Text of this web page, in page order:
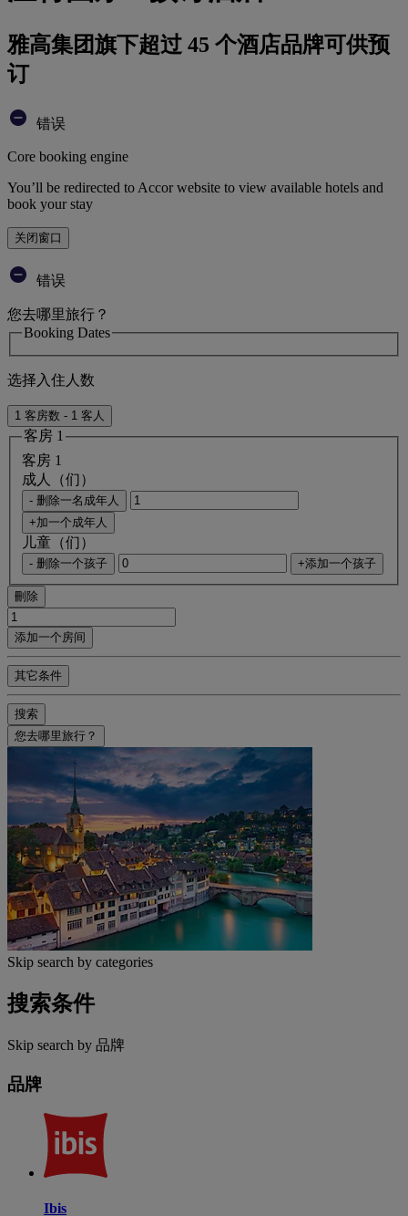
雅高集团旗下超过 45 个酒店品牌可供预
订
错误
Core booking engine
You’ll be redirected to Accor website to view available hotels and
book your stay
关闭窗口
错误
您去哪里旅行？
Booking Dates
选择入住人数
1 客房数 - 1 客人
客房 1
客房 1
成人（们）
- 删除一名成年人
+加一个成年人
儿童（们）
- 删除一个孩子 +添加一个孩子
刪除
添加一个房间
其它条件
搜索
您去哪里旅行？
Skip search by categories
搜索条件
Skip search by 品牌
品牌
Ibis